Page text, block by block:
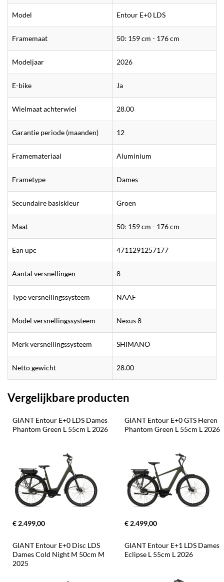
Model Entour E+0 LDS
Framemaat 50: 159 cm - 176 cm
Modeljaar 2026
E-bike Ja
Wielmaat achterwiel 28.00
Garantie periode (maanden) 12
Framemateriaal Aluminium
Frametype Dames
Secundaire basiskleur Groen
Maat 50: 159 cm - 176 cm
Ean upc 4711291257177
Aantal versnellingen 8
Type versnellingssysteem NAAF
Model versnellingssysteem Nexus 8
Merk versnellingssysteem SHIMANO
Netto gewicht 28.00
Vergelijkbare producten
GIANT Entour E+0 LDS Dames
Phantom Green L 55cm L 2026
€ 2.499,00
GIANT Entour E+0 GTS Heren
Phantom Green L 55cm L 2026
€ 2.499,00
GIANT Entour E+0 Disc LDS
Dames Cold Night M 50cm M
2025
GIANT Entour E+1 LDS Dames
Eclipse L 55cm L 2026